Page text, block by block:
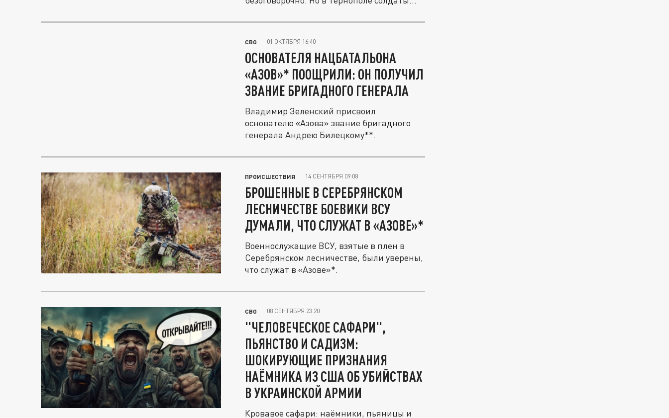
СВО 01 ОКТЯБРЯ 16:40
ОСНОВАТЕЛЯ НАЦБАТАЛЬОНА
«АЗОВ»* ПООЩРИЛИ: ОН ПОЛУЧИЛ
ЗВАНИЕ БРИГАДНОГО ГЕНЕРАЛА
Владимир Зеленский присвоил
основателю «Азова» звание бригадного
генерала Андрею Билецкому**.
ПРОИСШЕСТВИЯ 14 СЕНТЯБРЯ 09:08
БРОШЕННЫЕ В СЕРЕБРЯНСКОМ
ЛЕСНИЧЕСТВЕ БОЕВИКИ ВСУ
ДУМАЛИ, ЧТО СЛУЖАТ В «АЗОВЕ»*
Военнослужащие ВСУ, взятые в плен в
Серебрянском лесничестве, были уверены,
что служат в «Азове»*.
СВО 08 СЕНТЯБРЯ 23:20
"ЧЕЛОВЕЧЕСКОЕ САФАРИ",
ПЬЯНСТВО И САДИЗМ:
ШОКИРУЮЩИЕ ПРИЗНАНИЯ
НАЁМНИКА ИЗ США ОБ УБИЙСТВАХ
В УКРАИНСКОЙ АРМИИ
Кровавое сафари: наёмники, пьяницы и